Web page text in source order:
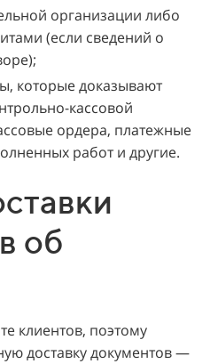
организации либо
(если сведений о
которые доказывают
кассовой
ордера, платежные
работ и другие.
об
клиентов, поэтому
доставку документов —